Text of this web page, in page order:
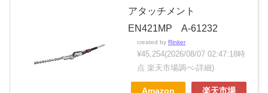
アタッチメント
EN421MP A-61232
created by Rinker
¥45,254(2026/08/07 02:47:18時
点 楽天市場調べ-詳細)
Amazon 楽天市場